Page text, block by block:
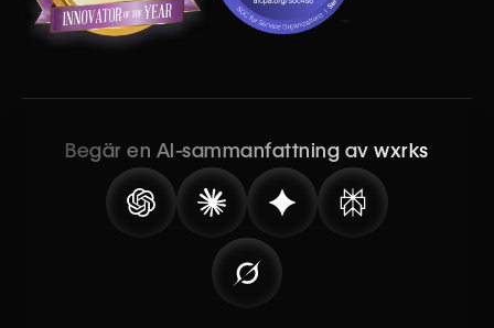
Begär en AI-sammanfattning av wxrks